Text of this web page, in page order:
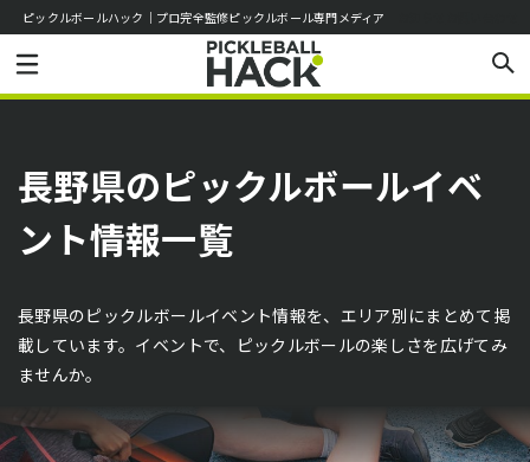
ピックルボールハック｜プロ完全監修ピックルボール専門メディア
長野県のピックルボールイベ
ント情報一覧
長野県のピックルボールイベント情報を、エリア別にまとめて掲
載しています。イベントで、ピックルボールの楽しさを広げてみ
ませんか。